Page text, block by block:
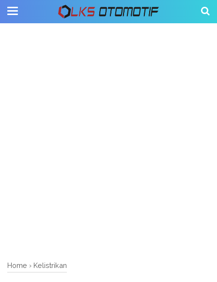
Home › Kelistrikan